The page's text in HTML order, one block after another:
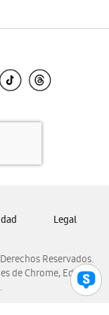
Reservados.
de Chrome, Edge,
Legal